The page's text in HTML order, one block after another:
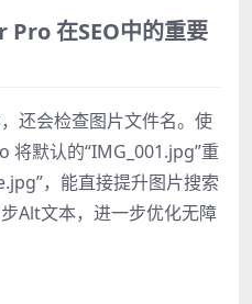
在SEO中的重要
还会检查图片文件名。使
将默认的“IMG_001.jpg”重
，能直接提升图片搜索
Alt文本，进一步优化无障